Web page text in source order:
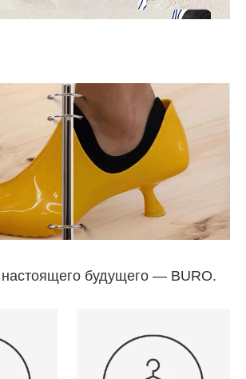
настоящего будущего — BURO.